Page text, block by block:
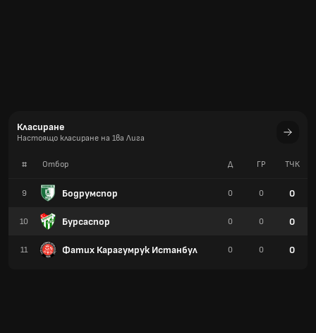
Класиране
Настоящо класиране на 1ва Лига
# Отбор
9 Бодрумспор
10 Бурсаспор
11 Фатих Карагумрук Истанбул
Д ГР TЧК
0 0 0
0 0 0
0 0 0